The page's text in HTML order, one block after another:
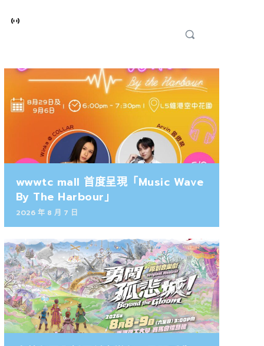
wwwtc mall 首度呈現「Music Wave
By The Harbour」
2026 年 8 月 7 日